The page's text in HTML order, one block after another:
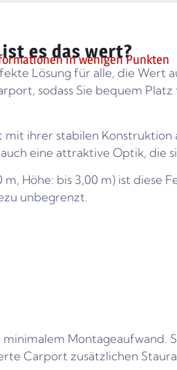
es das wert?
in wenigen Punkten
Lösung für alle, die Wert
sodass Sie bequem
mit ihrer stabilen
eine attraktive Optik, die
Höhe: bis 3,00 m) ist diese
unbegrenzt.
Montageaufwand.
Carport zusätzlichen